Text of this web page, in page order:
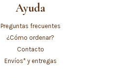
Ayuda
Preguntas frecuentes
¿Cómo ordenar?
Contacto
Envíos* y entregas